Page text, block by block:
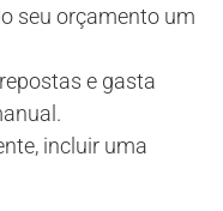
seu orçamento um
e gasta
incluir uma